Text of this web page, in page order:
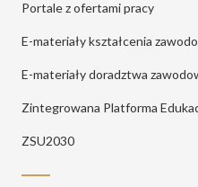
Portale z ofertami pracy
E-materiały kształcenia
E-materiały doradztwa
Zintegrowana Platforma
ZSU2030